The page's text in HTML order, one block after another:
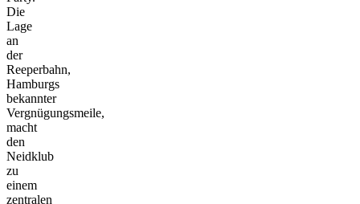
Die
Lage
an
der
Reeperbahn,
Hamburgs
bekannter
Vergnügungsmeile,
macht
den
Neidklub
zu
einem
zentralen